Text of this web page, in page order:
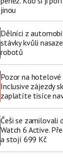
jinou
Dělníci z
stávky kvůli
robotů
Pozor na hotelové
Inclusive zájezdy
zaplatíte tisíce
Češi se zamilovali
Watch 6 Active.
a stojí 699 Kč